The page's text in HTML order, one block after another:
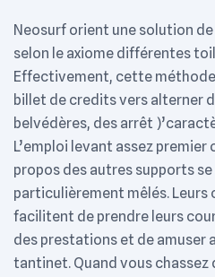
Neosurf orient une solution
selon le axiome différentes
Effectivement, cette
billet de credits vers alterner
belvédères, des arrêt
L’emploi levant assez
propos des autres supports
particulièrement mêlés.
facilitent de prendre leurs
des prestations et de amuser
tantinet. Quand vous chassez